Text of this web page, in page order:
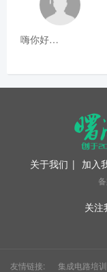
嗨你好8mm
关于我们 | 加入
关注
友情链接: 集成电路培